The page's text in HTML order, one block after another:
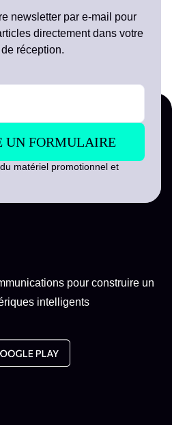
newsletter par e-mail pour
directement dans votre
réception.
matériel promotionnel et
pour construire un
intelligents